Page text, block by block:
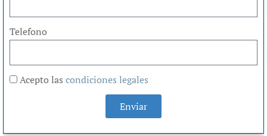
Telefono
Acepto las condiciones legales
Enviar